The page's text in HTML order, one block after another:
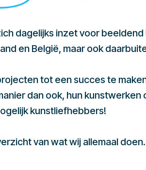
dagelijks inzet voor
en België, maar ook
tot een succes te
dan ook, hun
kunstliefhebbers!
van wat wij allemaal doen.